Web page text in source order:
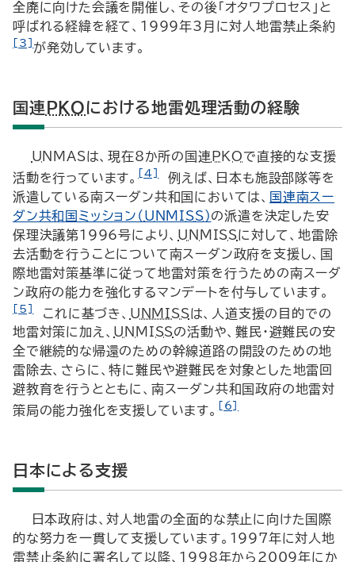
全廃に向けた会議を開催し、その後「オタワプロセス」と
呼ばれる経緯を経て、1999年3月に対人地雷禁止条約
[3] が発効しています。
国連 PKOにおける地雷処理活動の経験
UNMASは、現在8か所の国連 PKOで直接的な支援
活動を行っています。
[4] 例えば、日本も施設部隊等を
派遣している南スーダン共和国においては、
国連南スー
ダン共和国ミッション（ UNMISS）の派遣を決定した安
保理決議第1996号により、 UNMISSに対して、地雷除
去活動を行うことについて南スーダン政府を支援し、国
際地雷対策基準に従って地雷対策を行うための南スーダ
ン政府の能力を強化するマンデートを付与しています。
[5] これに基づき、 UNMISSは、人道支援の目的での
地雷対策に加え、 UNMISSの活動や、難民・避難民の安
全で継続的な帰還のための幹線道路の開設のための地
雷除去、さらに、特に難民や避難民を対象とした地雷回
避教育を行うとともに、南スーダン共和国政府の地雷対
策局の能力強化を支援しています。 [6]
日本による支援
日本政府は、対人地雷の全面的な禁止に向けた国際
的な努力を一貫して支援しています。1997年に対人地
雷禁止条約に署名して以降、1998年から2009年にか